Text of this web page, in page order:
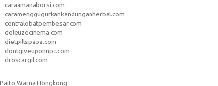
caraamanaborsi.com
caramenggugurkankandunganherbal.com
centralobatpembesar.com
deleuzecinema.com
dietpillspapa.com
dontgiveuponnpc.com
droscargil.com
Paito Warna Hongkong